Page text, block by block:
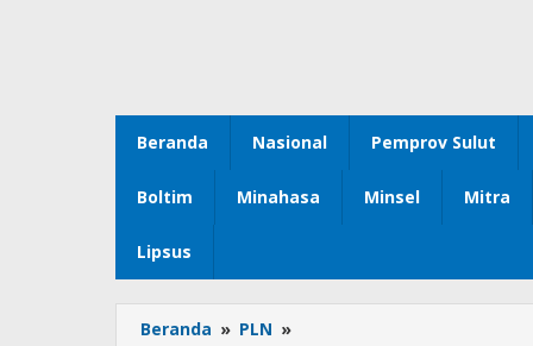
Beranda Nasional Pemprov Sulut
Boltim Minahasa Minsel Mitra
Lipsus
Beranda » PLN »